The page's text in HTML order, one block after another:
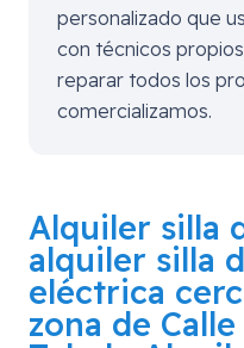
personalizado que
con técnicos
reparar todos los
comercializamos.
Alquiler silla
alquiler silla
eléctrica
zona de